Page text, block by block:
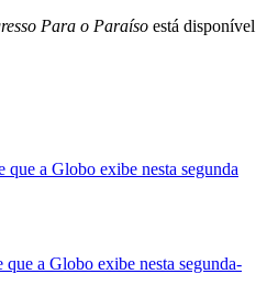
Para o Paraíso está disponível
a Globo exibe nesta segunda
a Globo exibe nesta segunda-